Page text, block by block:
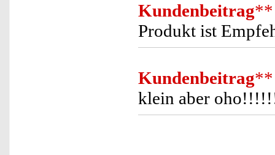
Kundenbeitrag**
Produkt ist
Kundenbeitrag**
klein aber